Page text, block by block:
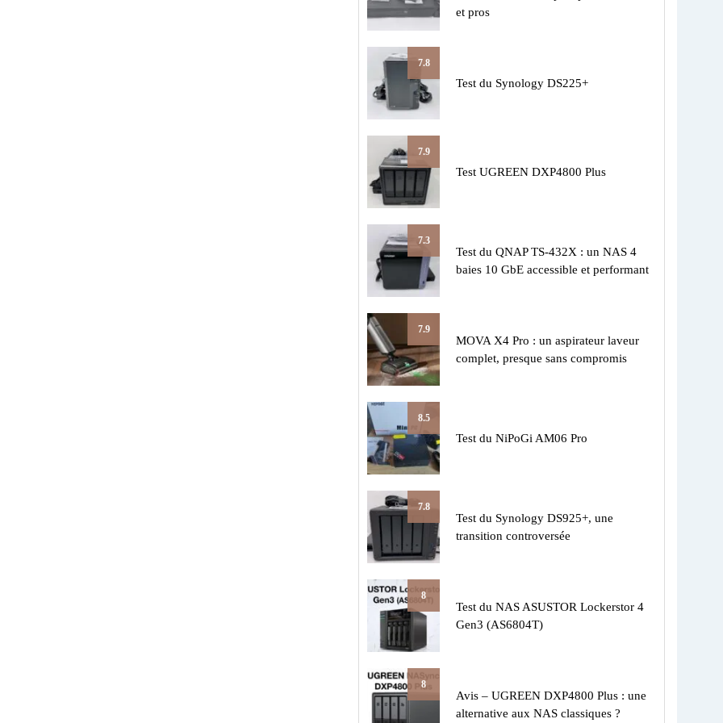
et pros
7.8
Test du Synology DS225+
7.9
Test UGREEN DXP4800 Plus
7.3
Test du QNAP TS-432X : un NAS 4
baies 10 GbE accessible et performant
7.9
MOVA X4 Pro : un aspirateur laveur
complet, presque sans compromis
8.5
Test du NiPoGi AM06 Pro
7.8
Test du Synology DS925+, une
transition controversée
8
Test du NAS ASUSTOR Lockerstor 4
Gen3 (AS6804T)
8
Avis – UGREEN DXP4800 Plus : une
alternative aux NAS classiques ?